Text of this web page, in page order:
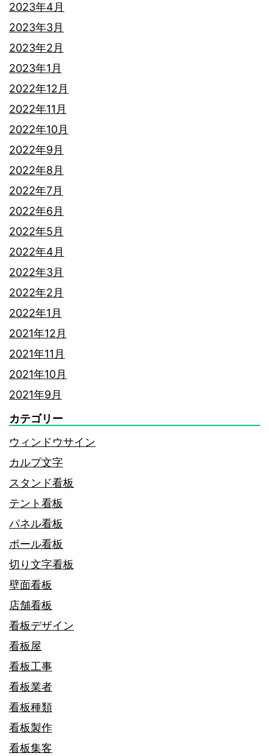
2023年4月
2023年3月
2023年2月
2023年1月
2022年12月
2022年11月
2022年10月
2022年9月
2022年8月
2022年7月
2022年6月
2022年5月
2022年4月
2022年3月
2022年2月
2022年1月
2021年12月
2021年11月
2021年10月
2021年9月
カテゴリー
ウィンドウサイン
カルプ文字
スタンド看板
テント看板
パネル看板
ポール看板
切り文字看板
壁面看板
店舗看板
看板デザイン
看板屋
看板工事
看板業者
看板種類
看板製作
看板集客